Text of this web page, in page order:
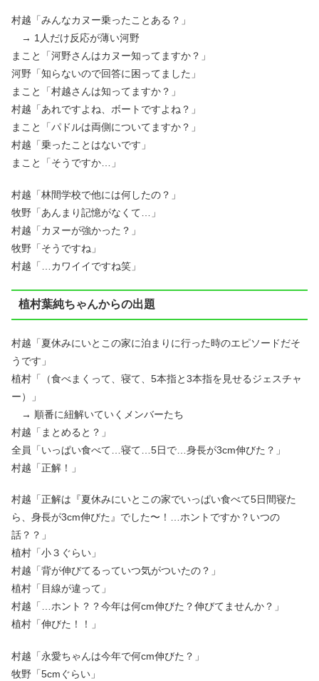
村越「みんなカヌー乗ったことある？」
→ 1人だけ反応が薄い河野
まこと「河野さんはカヌー知ってますか？」
河野「知らないので回答に困ってました」
まこと「村越さんは知ってますか？」
村越「あれですよね、ボートですよね？」
まこと「パドルは両側についてますか？」
村越「乗ったことはないです」
まこと「そうですか…」
村越「林間学校で他には何したの？」
牧野「あんまり記憶がなくて…」
村越「カヌーが強かった？」
牧野「そうですね」
村越「…カワイイですね笑」
植村葉純ちゃんからの出題
村越「夏休みにいとこの家に泊まりに行った時のエピソードだそ
うです」
植村「（食べまくって、寝て、5本指と3本指を見せるジェスチャ
ー）」
→ 順番に紐解いていくメンバーたち
村越「まとめると？」
全員「いっぱい食べて…寝て…5日で…身長が3cm伸びた？」
村越「正解！」
村越「正解は『夏休みにいとこの家でいっぱい食べて5日間寝た
ら、身長が3cm伸びた』でした〜！…ホントですか？いつの
話？？」
植村「小３ぐらい」
村越「背が伸びてるっていつ気がついたの？」
植村「目線が違って」
村越「…ホント？？今年は何cm伸びた？伸びてませんか？」
植村「伸びた！！」
村越「永愛ちゃんは今年で何cm伸びた？」
牧野「5cmぐらい」